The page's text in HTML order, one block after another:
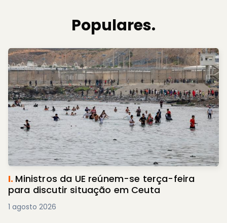
Populares.
I. Ministros da UE reúnem-se terça-feira
para discutir situação em Ceuta
1 agosto 2026